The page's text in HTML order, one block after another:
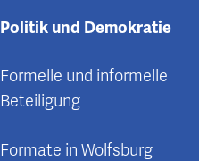
Politik und Demokratie
Formelle und informelle
Beteiligung
Formate in Wolfsburg